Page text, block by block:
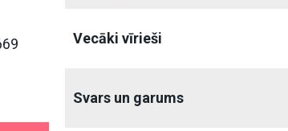
Vecāki vīrieši
Svars un garums